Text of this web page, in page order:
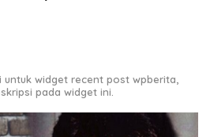
widget recent post wpberita,
pada widget ini.